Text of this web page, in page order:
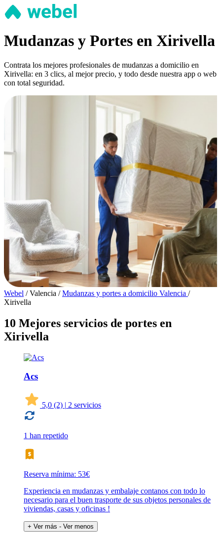
Mudanzas y Portes en Xirivella
Contrata los mejores profesionales de mudanzas a domicilio en
Xirivella: en 3 clics, al mejor precio, y todo desde nuestra app o web
con total seguridad.
Webel / Valencia / Mudanzas y portes a domicilio Valencia /
Xirivella
10 Mejores servicios de portes en
Xirivella
Acs
5,0 (2) | 2 servicios
1 han repetido
Reserva mínima: 53€
Experiencia en mudanzas y embalaje contanos con todo lo
necesario para el buen trasporte de sus objetos personales de
viviendas, casas y oficinas !
+ Ver más - Ver menos